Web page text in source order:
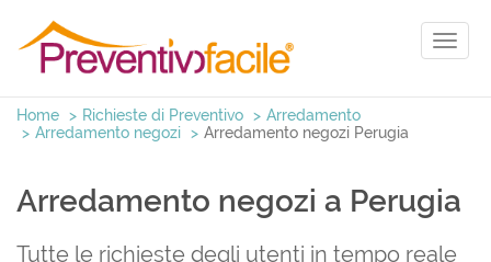
Home Richieste di Preventivo
Arredamento
Arredamento negozi
Arredamento negozi Perugia
Arredamento negozi a Perugia
Tutte le richieste degli utenti in tempo reale